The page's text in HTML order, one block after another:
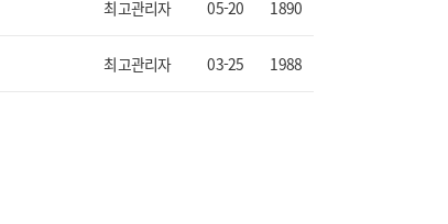
최고관리자 05-20 1890
최고관리자 03-25 1988